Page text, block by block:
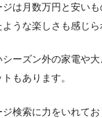
は月数万円と安い
うな楽しさも感じら
ーズン外の家電や
もあります。
検索に力をいれて